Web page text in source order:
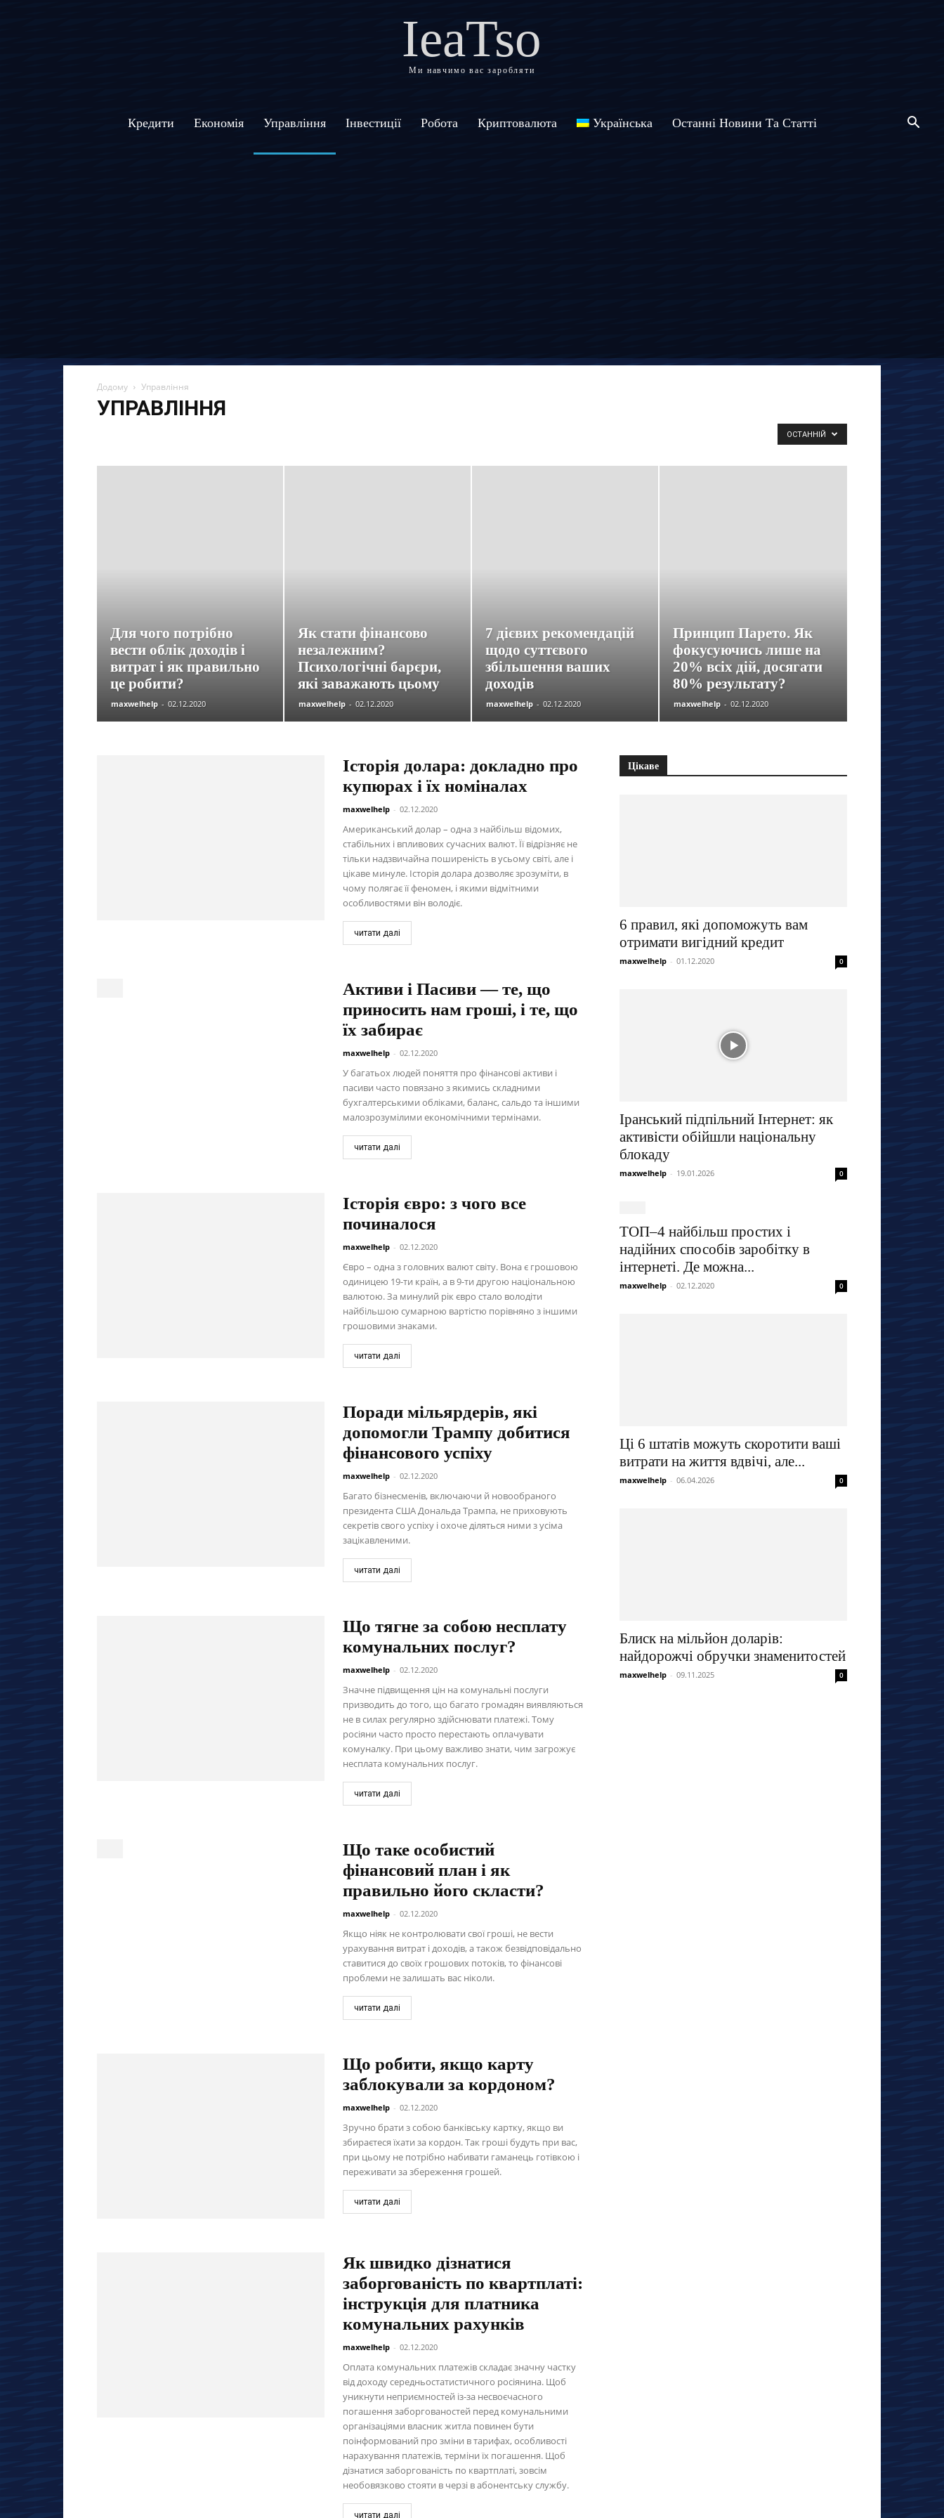
IeaTso
Ми навчимо вас заробляти
Кредити Економія Управління Інвестиції Робота Криптовалюта Українська Останні Новини Та Статті
Додому Управління
УПРАВЛІННЯ
Страхування
Управління
ОСТАННІЙ
Для чого потрібно
вести облік доходів і
витрат і як правильно
це робити?
maxwelhelp - 02.12.2020
Як стати фінансово
незалежним?
Психологічні барєри,
які заважають цьому
maxwelhelp - 02.12.2020
7 дієвих рекомендацій
щодо суттєвого
збільшення ваших
доходів
maxwelhelp - 02.12.2020
Принцип Парето. Як
фокусуючись лише на
20% всіх дій, досягати
80% результату?
maxwelhelp - 02.12.2020
Історія долара: докладно про
купюрах і їх номіналах
maxwelhelp - 02.12.2020
Американський долар – одна з найбільш відомих,
стабільних і впливових сучасних валют. Її відрізняє не
тільки надзвичайна поширеність в усьому світі, але і
цікаве минуле. Історія долара дозволяє зрозуміти, в
чому полягає її феномен, і якими відмітними
особливостями він володіє.
читати далі
Активи і Пасиви — те, що
приносить нам гроші, і те, що
їх забирає
maxwelhelp - 02.12.2020
У багатьох людей поняття про фінансові активи і
пасиви часто повязано з якимись складними
бухгалтерськими обліками, баланс, сальдо та іншими
малозрозумілими економічними термінами.
читати далі
Історія євро: з чого все
починалося
maxwelhelp - 02.12.2020
Євро – одна з головних валют світу. Вона є грошовою
одиницею 19-ти країн, а в 9-ти другою національною
валютою. За минулий рік євро стало володіти
найбільшою сумарною вартістю порівняно з іншими
грошовими знаками.
читати далі
Поради мільярдерів, які
допомогли Трампу добитися
фінансового успіху
maxwelhelp - 02.12.2020
Багато бізнесменів, включаючи й новообраного
президента США Дональда Трампа, не приховують
секретів свого успіху і охоче діляться ними з усіма
зацікавленими.
читати далі
Що тягне за собою несплату
комунальних послуг?
maxwelhelp - 02.12.2020
Значне підвищення цін на комунальні послуги
призводить до того, що багато громадян виявляються
не в силах регулярно здійснювати платежі. Тому
росіяни часто просто перестають оплачувати
комуналку. При цьому важливо знати, чим загрожує
несплата комунальних послуг.
читати далі
Що таке особистий
фінансовий план і як
правильно його скласти?
maxwelhelp - 02.12.2020
Якщо ніяк не контролювати свої гроші, не вести
урахування витрат і доходів, а також безвідповідально
ставитися до своїх грошових потоків, то фінансові
проблеми не залишать вас ніколи.
читати далі
Що робити, якщо карту
заблокували за кордоном?
maxwelhelp - 02.12.2020
Зручно брати з собою банківську картку, якщо ви
збираєтеся їхати за кордон. Так гроші будуть при вас,
при цьому не потрібно набивати гаманець готівкою і
переживати за збереження грошей.
читати далі
Як швидко дізнатися
заборгованість по квартплаті:
інструкція для платника
комунальних рахунків
maxwelhelp - 02.12.2020
Оплата комунальних платежів складає значну частку
від доходу середньостатистичного росіянина. Щоб
уникнути неприємностей із-за несвоєчасного
погашення заборгованостей перед комунальними
організаціями власник житла повинен бути
поінформований про зміни в тарифах, особливості
нарахування платежів, терміни їх погашення. Щоб
дізнатися заборгованість по квартплаті, зовсім
необовязково стояти в черзі в абонентську службу.
читати далі
Цікаве
6 правил, які допоможуть вам
отримати вигідний кредит
maxwelhelp - 01.12.2020 0
Іранський підпільний Інтернет: як
активісти обійшли національну
блокаду
maxwelhelp - 19.01.2026 0
ТОП–4 найбільш простих і
надійних способів заробітку в
інтернеті. Де можна...
maxwelhelp - 02.12.2020 0
Ці 6 штатів можуть скоротити ваші
витрати на життя вдвічі, але...
maxwelhelp - 06.04.2026 0
Блиск на мільйон доларів:
найдорожчі обручки знаменитостей
maxwelhelp - 09.11.2025 0